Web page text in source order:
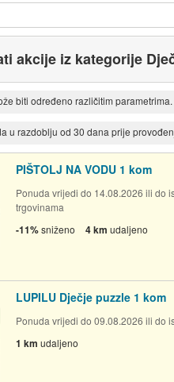
akcije iz kategorije
biti određeno različitim parametrima.
u razdoblju od 30 dana prije
PIŠTOLJ NA VODU 1 kom
Ponuda vrijedi do 14.08.2026 ili do
trgovinama
-11%sniženo 4 km udaljeno
LUPILU Dječje puzzle 1 kom
Ponuda vrijedi do 09.08.2026 ili do
1 km udaljeno